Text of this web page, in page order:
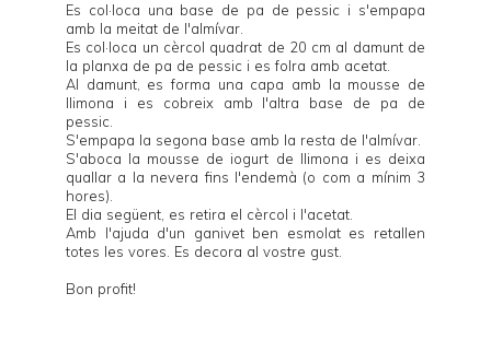
Es col·loca una base de pa de pessic i s'empapa
amb la meitat de l'almívar.
Es col·loca un cèrcol quadrat de 20 cm al damunt de
la planxa de pa de pessic i es folra amb acetat.
Al damunt, es forma una capa amb la mousse de
llimona i es cobreix amb l'altra base de pa de
pessic.
S'empapa la segona base amb la resta de l'almívar.
S'aboca la mousse de iogurt de llimona i es deixa
quallar a la nevera fins l'endemà (o com a mínim 3
hores).
El dia següent, es retira el cèrcol i l'acetat.
Amb l'ajuda d'un ganivet ben esmolat es retallen
totes les vores. Es decora al vostre gust.
Bon profit!